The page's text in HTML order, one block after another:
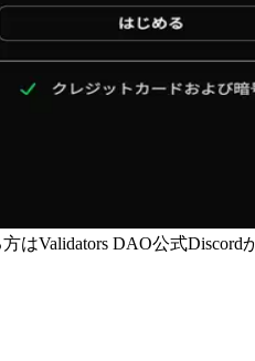
Validators DAO公式Discord